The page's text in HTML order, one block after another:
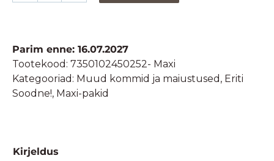
Hapukas,
Koolamaitseline-
Maxi
(12
Parim enne: 16.07.2027
Tootekood: 7350102450252- Maxi
Kategooriad: Muud kommid ja maiustused , Eriti
Soodne!, Maxi-pakid
Kirjeldus